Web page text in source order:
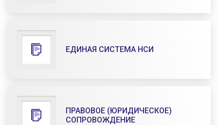
ЕДИНАЯ СИСТЕМА НСИ
ПРАВОВОЕ (ЮРИДИЧЕСКОЕ)
СОПРОВОЖДЕНИЕ